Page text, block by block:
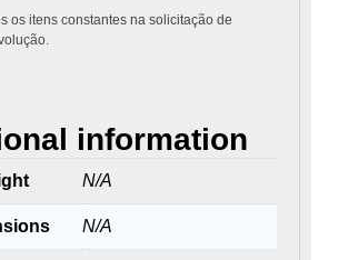
os itens constantes na solicitação de
information
N/A
N/A